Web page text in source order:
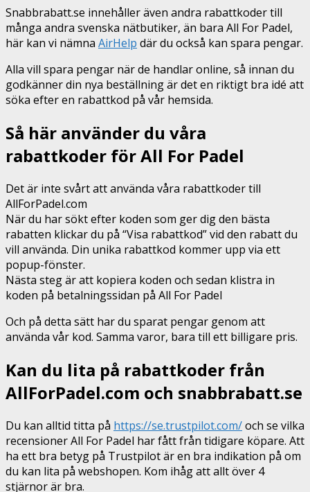
Snabbrabatt.se innehåller även andra rabattkoder till
många andra svenska nätbutiker, än bara All For Padel,
här kan vi nämna AirHelp där du också kan spara pengar.
Alla vill spara pengar när de handlar online, så innan du
godkänner din nya beställning är det en riktigt bra idé att
söka efter en rabattkod på vår hemsida.
Så här använder du våra
rabattkoder för All For Padel
Det är inte svårt att använda våra rabattkoder till
AllForPadel.com
När du har sökt efter koden som ger dig den bästa
rabatten klickar du på “Visa rabattkod” vid den rabatt du
vill använda. Din unika rabattkod kommer upp via ett
popup-fönster.
Nästa steg är att kopiera koden och sedan klistra in
koden på betalningssidan på All For Padel
Och på detta sätt har du sparat pengar genom att
använda vår kod. Samma varor, bara till ett billigare pris.
Kan du lita på rabattkoder från
AllForPadel.com och snabbrabatt.se
Du kan alltid titta på https://se.trustpilot.com/och se vilka
recensioner All For Padel har fått från tidigare köpare. Att
ha ett bra betyg på Trustpilot är en bra indikation på om
du kan lita på webshopen. Kom ihåg att allt över 4
stjärnor är bra.